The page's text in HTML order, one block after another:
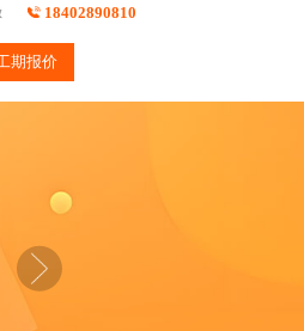
18402890810
期报价